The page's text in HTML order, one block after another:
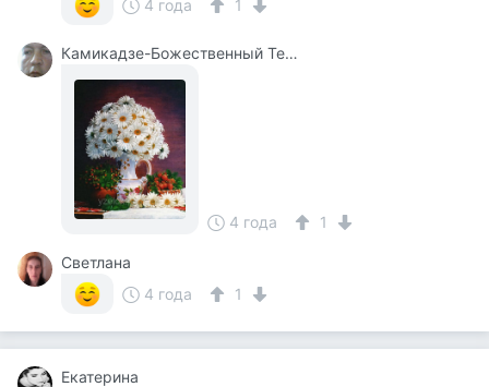
4 года
1
Камикадзе-Божественный Теплый Ветерок
4 года 1
Светлана
4 года
1
Екатерина